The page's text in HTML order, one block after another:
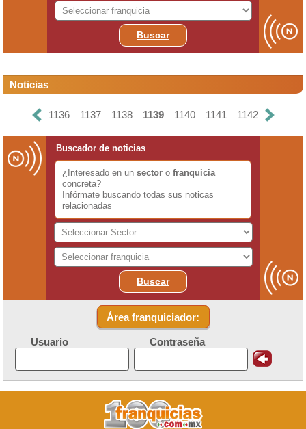
Buscar
Noticias
1136 1137 1138 1139 1140 1141 1142
Buscador de noticias
¿Interesado en un sector o franquicia
concreta?
Infórmate buscando todas sus noticas
relacionadas
Buscar
Área franquiciador:
Usuario Contraseña